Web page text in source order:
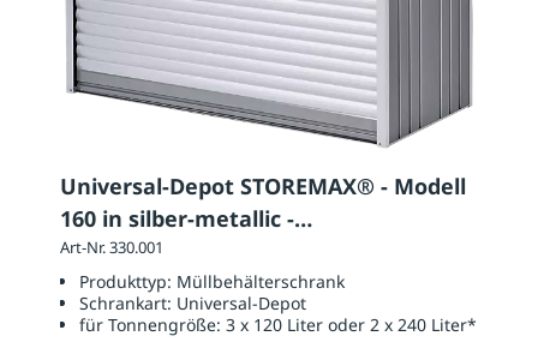
Universal-Depot STOREMAX® - Modell
160 in silber-metallic -
Rück-/Seitenwände quarzgrau
Art-Nr. 330.001
Produkttyp: Müllbehälterschrank
Schrankart: Universal-Depot
für Tonnengröße: 3 x 120 Liter oder 2 x 240 Liter*